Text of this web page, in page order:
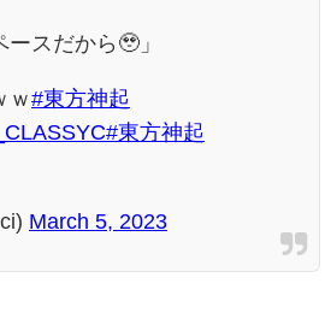
スだから🥹」
ｗ#東方神起
#東方神起
March 5, 2023